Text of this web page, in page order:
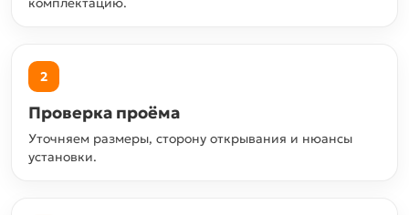
2
Проверка проёма
Уточняем размеры, сторону открывания и нюансы
установки.